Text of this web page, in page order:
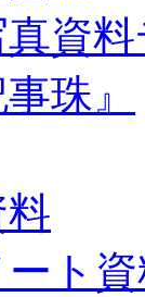
資
珠』
ト